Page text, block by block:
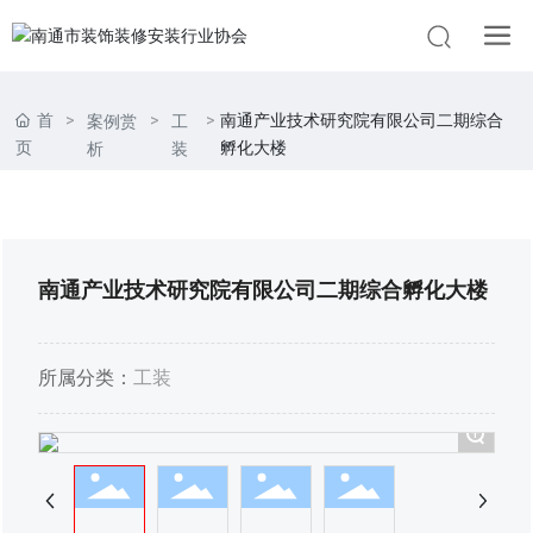
首
页
案例赏
析
工
装
南通产业技术研究院有限公司二期综合
孵化大楼
南通产业技术研究院有限公司二期综合孵化大楼
所属分类：工装
+